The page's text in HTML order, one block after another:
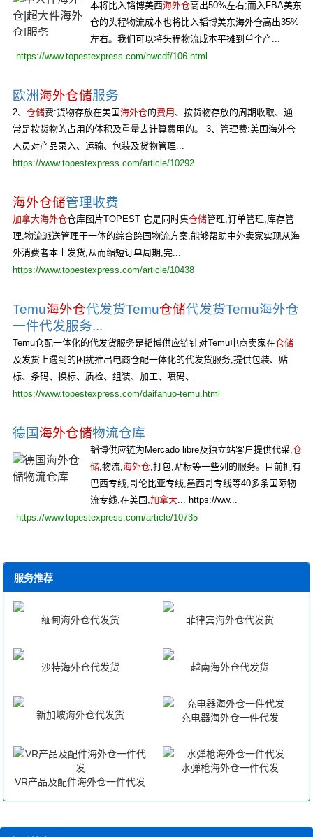
本将比入韬博美西海外仓高出50%左右;而入FBA美东
仓的头程物流成本也将比入韬博美东海外仓高出35%
左右。我们可以将头程物流成本平摊到单个产...
https://www.topestexpress.com/hwcdf/106.html
欧洲海外仓储服务
2、 仓储费:货物存放在美国海外仓的费用、按货物存放的周期收取、通
常是按货物的占用的体积及重量去计算费用的。 3、管理费:美国海外仓
人员对产品录入、运输、包装及货物管理...
https://www.topestexpress.com/article/10292
海外仓储管理收费
加拿大海外仓仓库图片TOPEST 它是同时集仓储管理,订单管理,库存管
理,物流派送管理于一体的综合跨国物流方案,能够帮助中外卖家实现从海
外消费者本土发货,从而缩短订单周期,完...
https://www.topestexpress.com/article/10438
Temu海外仓代发货Temu仓储代发货Temu海外仓
一件代发服务...
Temu仓配一体化的代发货服务是韬博供应链针对Temu电商卖家在仓储
及发货上遇到的困扰推出电商仓配一体化的代发货服务,提供包装、贴
标、条码、换标、质检、组装、加工、喷码、...
https://www.topestexpress.com/daifahuo-temu.html
德国海外仓储物流仓库
韬博供应链为Mercado libre及独立站客户提供代采,仓
储,物流,海外仓,打包,贴标等一些列的服务。目前拥有
巴西专线,哥伦比亚专线,墨西哥专线等40多条国际物
流专线,在美国,加拿大... https://ww...
https://www.topestexpress.com/article/10735
服务推荐
缅甸海外仓代发货 菲律宾海外仓代发货
沙特海外仓代发货 越南海外仓代发货
新加坡海外仓代发货 充电器海外仓一件代发
VR产品及配件海外仓一件代发
水弹枪海外仓一件代发